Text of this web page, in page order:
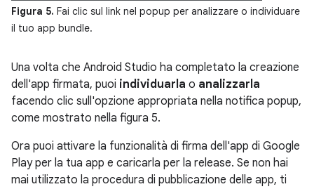
Figura 5. Fai clic sul link nel popup per analizzare o individuare
il tuo app bundle.
Una volta che Android Studio ha completato la creazione
dell'app firmata, puoi individuarla o analizzarla
facendo clic sull'opzione appropriata nella notifica popup,
come mostrato nella figura 5.
Ora puoi attivare la funzionalità di firma dell'app di Google
Play per la tua app e caricarla per la release. Se non hai
mai utilizzato la procedura di pubblicazione delle app, ti